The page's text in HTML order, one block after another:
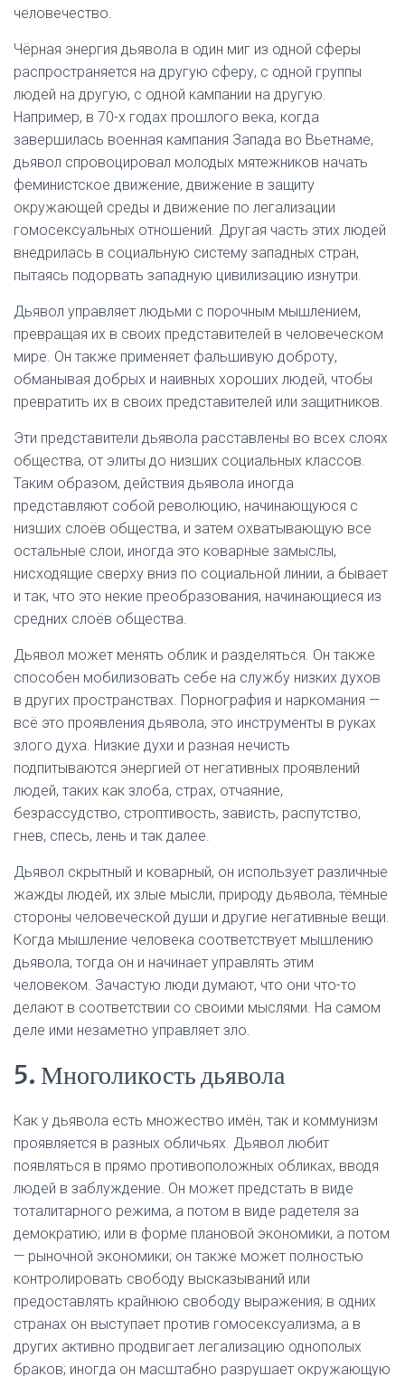
человечество.
Чёрная энергия дьявола в один миг из одной сферы
распространяется на другую сферу, с одной группы
людей на другую, с одной кампании на другую.
Например, в 70-х годах прошлого века, когда
завершилась военная кампания Запада во Вьетнаме,
дьявол спровоцировал молодых мятежников начать
феминистское движение, движение в защиту
окружающей среды и движение по легализации
гомосексуальных отношений. Другая часть этих людей
внедрилась в социальную систему западных стран,
пытаясь подорвать западную цивилизацию изнутри.
Дьявол управляет людьми с порочным мышлением,
превращая их в своих представителей в человеческом
мире. Он также применяет фальшивую доброту,
обманывая добрых и наивных хороших людей, чтобы
превратить их в своих представителей или защитников.
Эти представители дьявола расставлены во всех слоях
общества, от элиты до низших социальных классов.
Таким образом, действия дьявола иногда
представляют собой революцию, начинающуюся с
низших слоёв общества, и затем охватывающую все
остальные слои, иногда это коварные замыслы,
нисходящие сверху вниз по социальной линии, а бывает
и так, что это некие преобразования, начинающиеся из
средних слоёв общества.
Дьявол может менять облик и разделяться. Он также
способен мобилизовать себе на службу низких духов
в других пространствах. Порнография и наркомания —
всё это проявления дьявола, это инструменты в руках
злого духа. Низкие духи и разная нечисть
подпитываются энергией от негативных проявлений
людей, таких как злоба, страх, отчаяние,
безрассудство, строптивость, зависть, распутство,
гнев, спесь, лень и так далее.
Дьявол скрытный и коварный, он использует различные
жажды людей, их злые мысли, природу дьявола, тёмные
стороны человеческой души и другие негативные вещи.
Когда мышление человека соответствует мышлению
дьявола, тогда он и начинает управлять этим
человеком. Зачастую люди думают, что они что-то
делают в соответствии со своими мыслями. На самом
деле ими незаметно управляет зло.
5. Многоликость дьявола
Как у дьявола есть множество имён, так и коммунизм
проявляется в разных обличьях. Дьявол любит
появляться в прямо противоположных обликах, вводя
людей в заблуждение. Он может предстать в виде
тоталитарного режима, а потом в виде радетеля за
демократию; или в форме плановой экономики, а потом
— рыночной экономики; он также может полностью
контролировать свободу высказываний или
предоставлять крайнюю свободу выражения; в одних
странах он выступает против гомосексуализма, а в
других активно продвигает легализацию однополых
браков; иногда он масштабно разрушает окружающую